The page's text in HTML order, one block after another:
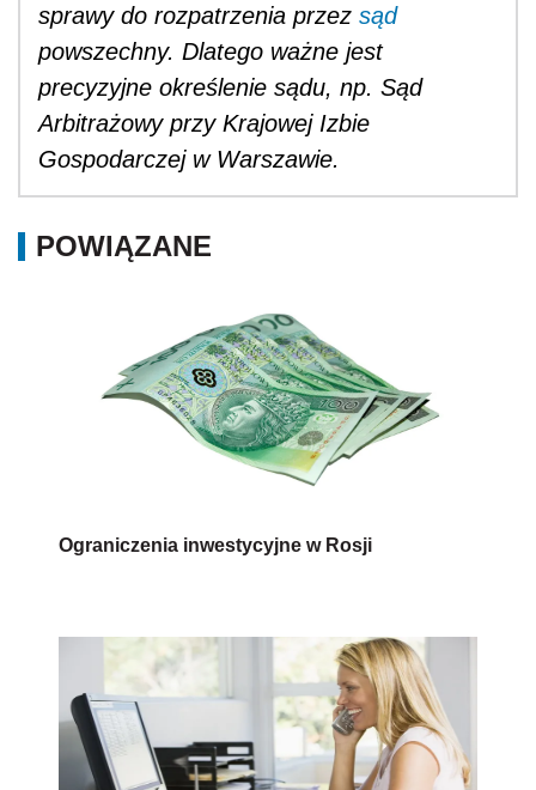
sprawy do rozpatrzenia przez sąd
powszechny. Dlatego ważne jest
precyzyjne określenie sądu, np. Sąd
Arbitrażowy przy Krajowej Izbie
Gospodarczej w Warszawie.
POWIĄZANE
Ograniczenia inwestycyjne w Rosji